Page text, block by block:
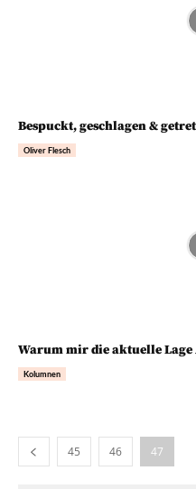
Bespuckt, geschlagen &
Oliver Flesch
Warum mir die aktuelle Lage
Kolumnen
45 46 47